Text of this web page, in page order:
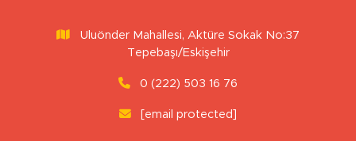
Uluönder Mahallesi, Aktüre Sokak No:37
Tepebaşı/Eskişehir
0 (222) 503 16 76
[email protected]